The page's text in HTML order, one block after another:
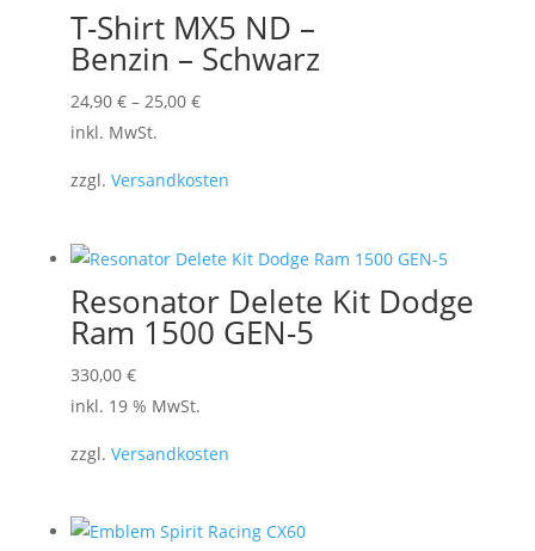
Die
Optionen
können
T-Shirt MX5 ND –
Benzin – Schwarz
24,90 €– 25,00 €
auf.
Die
Optionen
können
inkl. MwSt.
zzgl. Versandkosten
Resonator Delete Kit Dodge
Ram 1500 GEN-5
330,00 €
inkl. 19 % MwSt.
zzgl. Versandkosten